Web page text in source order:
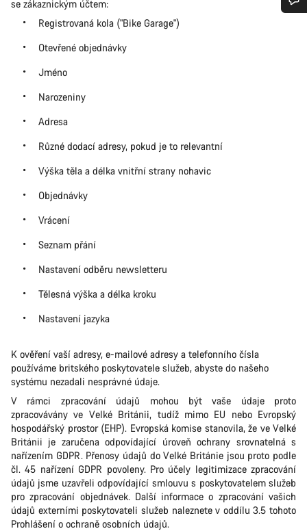
se zákaznickým účtem:
Registrovaná kola ("Bike Garage")
Otevřené objednávky
Jméno
Narozeniny
Adresa
Různé dodací adresy, pokud je to relevantní
Výška těla a délka vnitřní strany nohavic
Objednávky
Vrácení
Seznam přání
Nastavení odběru newsletteru
Tělesná výška a délka kroku
Nastavení jazyka
K ověření vaší adresy, e-mailové adresy a telefonního čísla
používáme britského poskytovatele služeb, abyste do našeho
systému nezadali nesprávné údaje.
V rámci zpracování údajů mohou být vaše údaje proto
zpracovávány ve Velké Británii, tudíž mimo EU nebo Evropský
hospodářský prostor (EHP). Evropská komise stanovila, že ve Velké
Británii je zaručena odpovídající úroveň ochrany srovnatelná s
nařízením GDPR. Přenosy údajů do Velké Británie jsou proto podle
čl. 45 nařízení GDPR povoleny. Pro účely legitimizace zpracování
údajů jsme uzavřeli odpovídající smlouvu s poskytovatelem služeb
pro zpracování objednávek. Další informace o zpracování vašich
údajů externími poskytovateli služeb naleznete v oddílu 3.5 tohoto
Prohlášení o ochraně osobních údajů.
Potřebujete pomoc?
odpovědět na vaše dotazy.
Zavřít